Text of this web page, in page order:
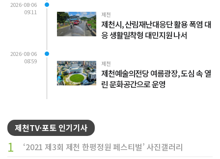
2026-08-06
09:11
제천
제천시, 산림재난대응단 활용 폭염 대
응 생활밀착형 대민지원 나서
2026-08-06
08:59
제천
제천예술의전당 여름광장, 도심 속 열
린 문화공간으로 운영
제천TV·포토 인기기사
1 ‘2021 제3회 제천 한평정원 페스티벌’ 사진갤러리